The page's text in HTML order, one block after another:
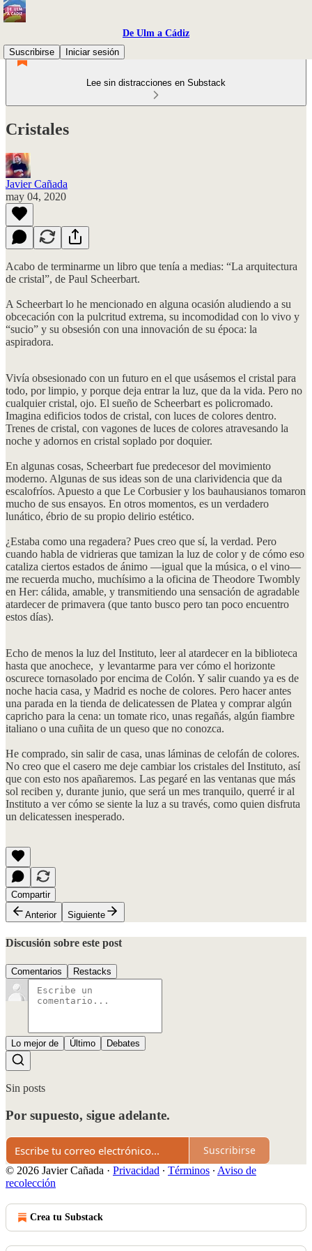
De Ulm a Cádiz
Suscribirse
Iniciar sesión
Lee sin distracciones en Substack
Cristales
Javier Cañada
may 04, 2020
Acabo de terminarme un libro que tenía a medias: “La arquitectura
de cristal”, de Paul Scheerbart.
A Scheerbart lo he mencionado en alguna ocasión aludiendo a su
obcecación con la pulcritud extrema, su incomodidad con lo vivo y
“sucio” y su obsesión con una innovación de su época: la
aspiradora.
Vivía obsesionado con un futuro en el que usásemos el cristal para
todo, por limpio, y porque deja entrar la luz, que da la vida. Pero no
cualquier cristal, ojo. El sueño de Scheerbart es policromado.
Imagina edificios todos de cristal, con luces de colores dentro.
Trenes de cristal, con vagones de luces de colores atravesando la
noche y adornos en cristal soplado por doquier.
En algunas cosas, Scheerbart fue predecesor del movimiento
moderno. Algunas de sus ideas son de una clarividencia que da
escalofríos. Apuesto a que Le Corbusier y los bauhausianos tomaron
mucho de sus ensayos. En otros momentos, es un verdadero
lunático, ébrio de su propio delirio estético.
¿Estaba como una regadera? Pues creo que sí, la verdad. Pero
cuando habla de vidrieras que tamizan la luz de color y de cómo eso
cataliza ciertos estados de ánimo —igual que la música, o el vino—
me recuerda mucho, muchísimo a la oficina de Theodore Twombly
en Her: cálida, amable, y transmitiendo una sensación de agradable
atardecer de primavera (que tanto busco pero tan poco encuentro
estos días).
Echo de menos la luz del Instituto, leer al atardecer en la biblioteca
hasta que anochece, y levantarme para ver cómo el horizonte
oscurece tornasolado por encima de Colón. Y salir cuando ya es de
noche hacia casa, y Madrid es noche de colores. Pero hacer antes
una parada en la tienda de delicatessen de Platea y comprar algún
capricho para la cena: un tomate rico, unas regañás, algún fiambre
italiano o una cuñita de un queso que no conozca.
He comprado, sin salir de casa, unas láminas de celofán de colores.
No creo que el casero me deje cambiar los cristales del Instituto, así
que con esto nos apañaremos. Las pegaré en las ventanas que más
sol reciben y, durante junio, que será un mes tranquilo, querré ir al
Instituto a ver cómo se siente la luz a su través, como quien disfruta
un delicatessen inesperado.
Compartir
Anterior
Siguiente
Discusión sobre este post
Comentarios Restacks
Lo mejor de Último Debates
Sin posts
Por supuesto, sigue adelante.
Suscribirse
© 2026 Javier Cañada · Privacidad ∙ Términos ∙ Aviso de
recolección
Crea tu Substack